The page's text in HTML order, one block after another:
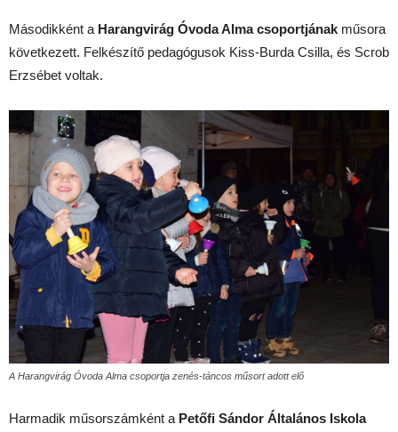
Másodikként a Harangvirág Óvoda Alma csoportjának műsora
következett. Felkészítő pedagógusok Kiss-Burda Csilla, és Scrob
Erzsébet voltak.
A Harangvirág Óvoda Alma csoportja zenés-táncos műsort adott elő
Harmadik műsorszámként a Petőfi Sándor Általános Iskola